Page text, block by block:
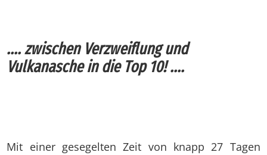
.... zwischen Verzweiflung und
Vulkanasche in die Top 10! ....
Mit einer gesegelten Zeit von knapp 27 Tagen